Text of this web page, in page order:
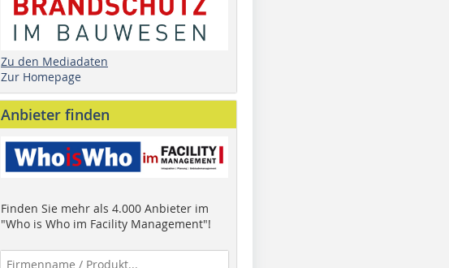
Zu den Mediadaten
Zur Homepage
Anbieter finden
Finden Sie mehr als 4.000 Anbieter im
"Who is Who im Facility Management"!